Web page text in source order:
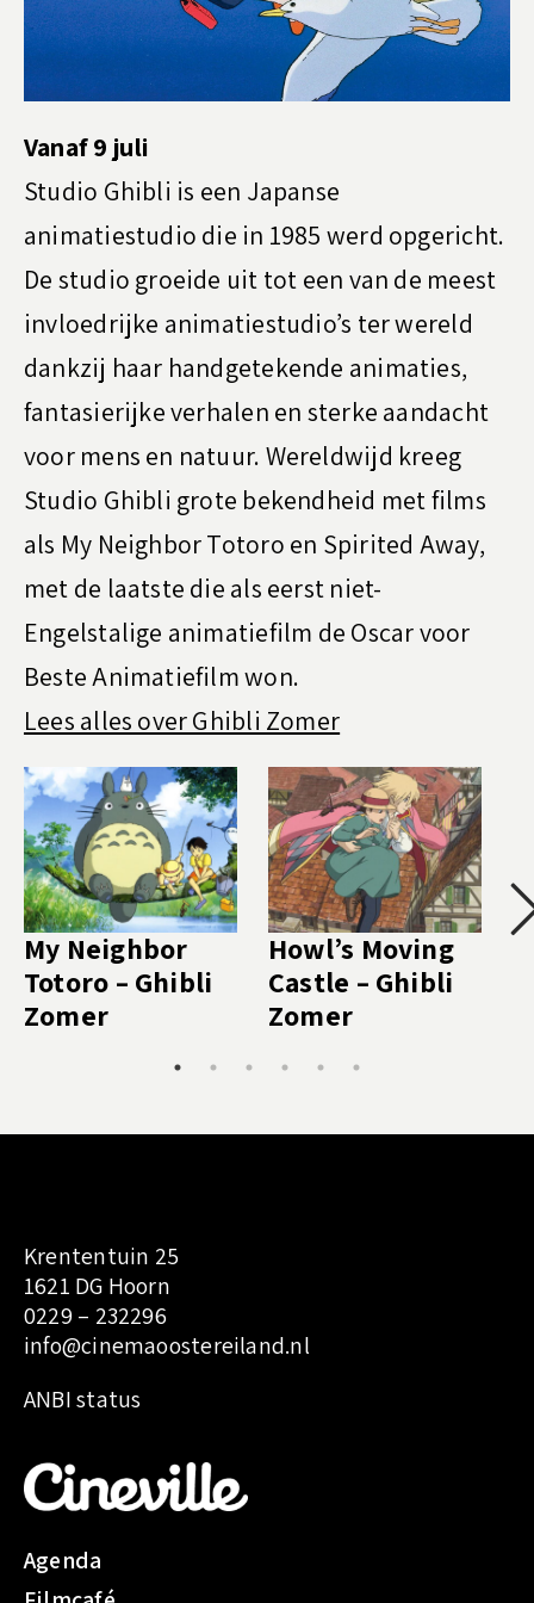
Vanaf 9 juli
Studio Ghibli is een Japanse
animatiestudio die in 1985 werd opgericht.
De studio groeide uit tot een van de meest
invloedrijke animatiestudio’s ter wereld
dankzij haar handgetekende animaties,
fantasierijke verhalen en sterke aandacht
voor mens en natuur. Wereldwijd kreeg
Studio Ghibli grote bekendheid met films
als My Neighbor Totoro en Spirited Away,
met de laatste die als eerst niet-
Engelstalige animatiefilm de Oscar voor
Beste Animatiefilm won.
Lees alles over Ghibli Zomer
My Neighbor
Totoro – Ghibli
Zomer
Howl’s Moving
Castle – Ghibli
Zomer
Krententuin 25
1621 DG Hoorn
0229 – 232296
info@cinemaoostereiland.nl
ANBI status:
k
i
Agenda